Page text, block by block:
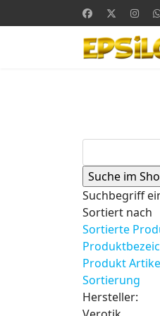
Suchbegriff
Sortiert nach
Sortierte
Produkt
Sortierung
Hersteller: